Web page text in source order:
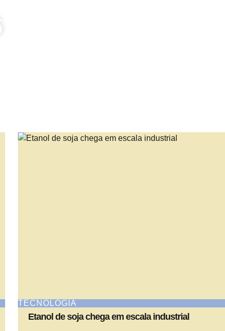
TECNOLOGIA
Etanol de soja chega em escala industrial